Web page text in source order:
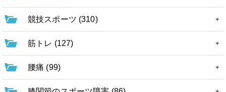
競技スポーツ (310)
筋トレ (127)
腰痛 (99)